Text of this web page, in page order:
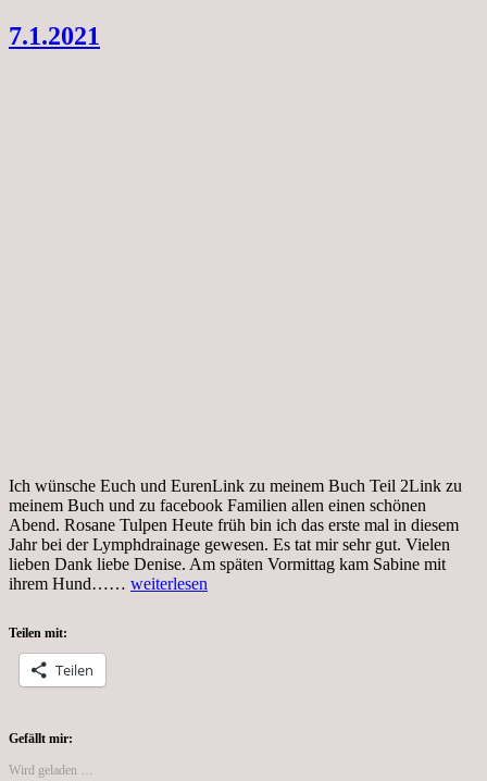
7.1.2021
Ich wünsche Euch und EurenLink zu meinem Buch Teil 2Link zu
meinem Buch und zu facebook Familien allen einen schönen
Abend. Rosane Tulpen Heute früh bin ich das erste mal in diesem
Jahr bei der Lymphdrainage gewesen. Es tat mir sehr gut. Vielen
lieben Dank liebe Denise. Am späten Vormittag kam Sabine mit
ihrem Hund…… 7.1.2021
weiterlesen
Teilen mit:
Teilen
Gefällt mir:
Wird geladen …